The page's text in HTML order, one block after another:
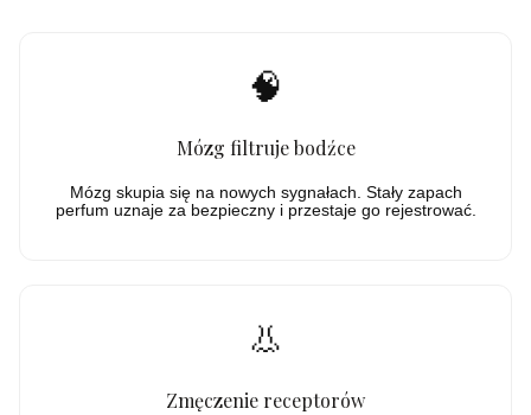
🧠
Mózg filtruje bodźce
Mózg skupia się na nowych sygnałach. Stały zapach
perfum uznaje za bezpieczny i przestaje go rejestrować.
👃
Zmęczenie receptorów